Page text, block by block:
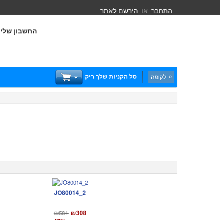
החשבון שלי
התחבר או הירשם לאתר
סל הקניות שלך ריק לקופה
JO80014_2
₪584 ₪308